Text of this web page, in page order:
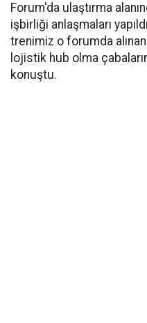
Forum'da ulaştırma
işbirliği anlaşmaları
trenimiz o forumda
lojistik hub olma
konuştu.